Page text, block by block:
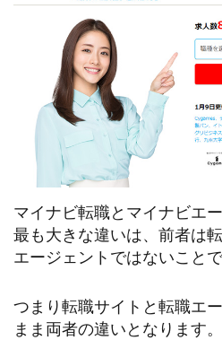
マイナビ転職とマイナビエ
最も大きな違いは、前者は
エージェントではないことで
つまり転職サイトと転職エ
まま両者の違いとなります。